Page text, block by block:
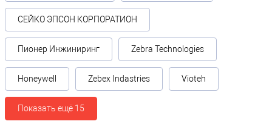
СЕЙКО ЭПСОН КОРПОРАТИОН
Пионер Инжиниринг Zebra Technologies
Honeywell Zebex Indastries Vioteh
Показать ещё 15